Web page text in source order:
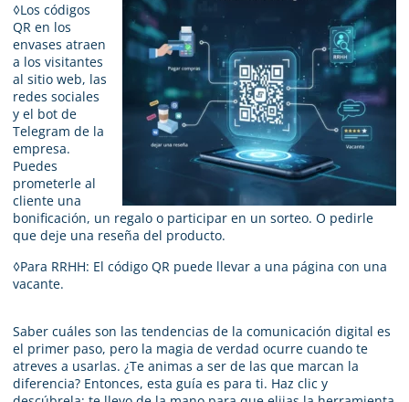
◊Los códigos
QR en los
envases atraen
a los visitantes
al sitio web, las
redes sociales
y el bot de
Telegram de la
empresa.
Puedes
prometerle al
cliente una
bonificación, un regalo o participar en un sorteo. O pedirle
que deje una reseña del producto.
◊Para RRHH: El código QR puede llevar a una página con una
vacante.
Saber cuáles son las tendencias de la comunicación digital es
el primer paso, pero la magia de verdad ocurre cuando te
atreves a usarlas. ¿Te animas a ser de las que marcan la
diferencia? Entonces, esta guía es para ti. Haz clic y